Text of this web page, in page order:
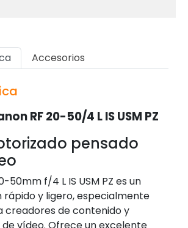
Accesorios
RF 20-50/4 L IS USM PZ
pensado
50mm f/4 L IS USM PZ es un
rápido y ligero, especialmente
creadores de contenido y